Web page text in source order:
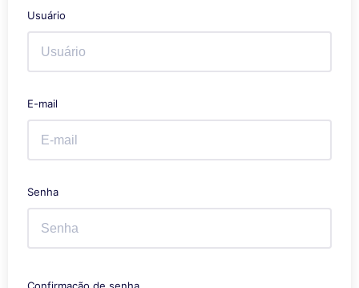
Usuário
E-mail
Senha